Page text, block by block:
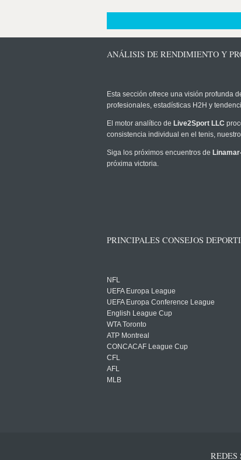
ANÁLISIS DE RENDIMIENTO Y
Esta sección ofrece una visión profunda
profesionales, estadísticas H2H y
El motor analítico de Live2Sport LLC
consistencia individual en el tenis,
Siga los próximos encuentros de
próxima victoria.
PRINCIPALES CONSEJOS
NFL
UEFA Europa League
UEFA Europa Conference League
English League Cup
WTA Toronto
ATP Montreal
CONCACAF League Cup
CFL
AFL
MLB
REDES